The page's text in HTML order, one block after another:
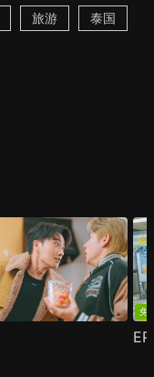
旅游 泰国
免